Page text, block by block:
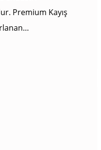
Premium Kayış